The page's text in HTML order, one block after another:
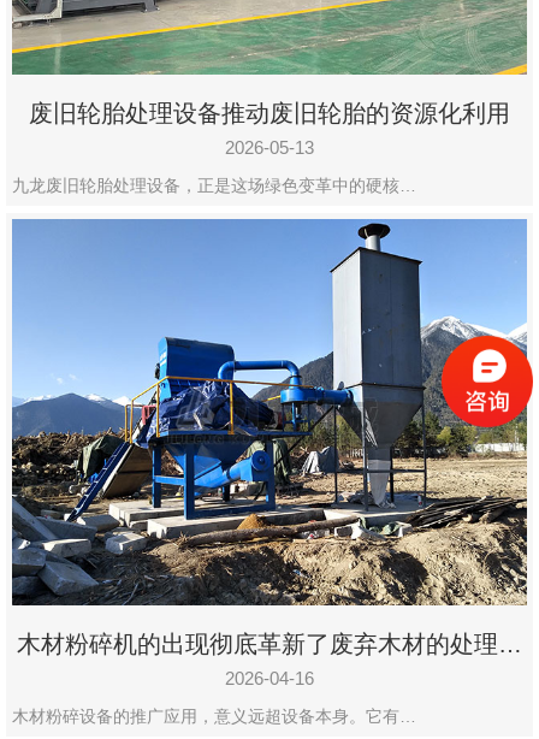
废旧轮胎处理设备推动废旧轮胎的资源化利用
2026-05-13
九龙废旧轮胎处理设备，正是这场绿色变革中的硬核…
木材粉碎机的出现彻底革新了废弃木材的处理模
式
2026-04-16
木材粉碎设备的推广应用，意义远超设备本身。它有…